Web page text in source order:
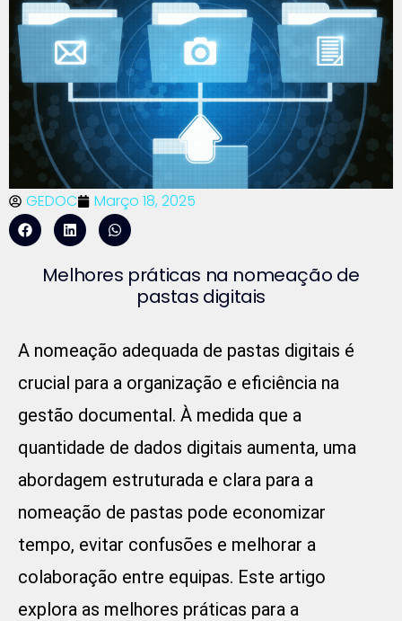
GEDOC Março 18, 2025
Melhores práticas na nomeação de
pastas digitais
A nomeação adequada de pastas digitais é
crucial para a organização e eficiência na
gestão documental. À medida que a
quantidade de dados digitais aumenta, uma
abordagem estruturada e clara para a
nomeação de pastas pode economizar
tempo, evitar confusões e melhorar a
colaboração entre equipas. Este artigo
explora as melhores práticas para a